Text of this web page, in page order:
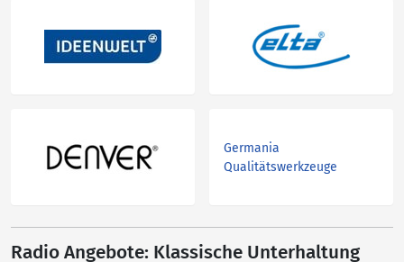
Germania
Qualitätswerkzeuge
Radio Angebote: Klassische Unterhaltung